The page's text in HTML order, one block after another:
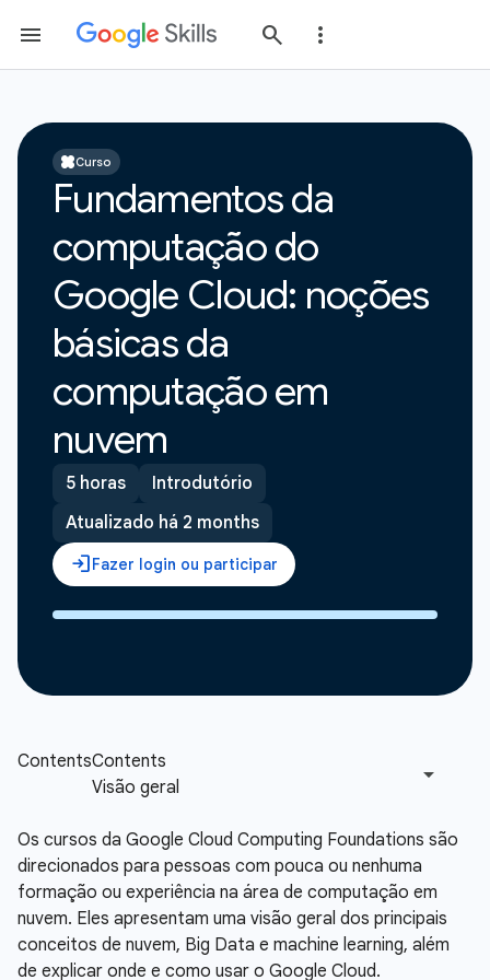
Curso
Fundamentos da
computação do
Google Cloud: noções
básicas da
computação em
nuvem
5 horas
Introdutório
Atualizado há 2 months
Os cursos da Google Cloud Computing Foundations são
direcionados para pessoas com pouca ou nenhuma
formação ou experiência na área de computação em
nuvem. Eles apresentam uma visão geral dos principais
conceitos de nuvem, Big Data e machine learning, além
de explicar onde e como usar o Google Cloud.